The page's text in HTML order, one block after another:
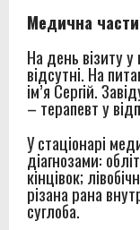
Медична
На день візиту у
відсутні. На
ім’я Сергій.
– терапевт у
У стаціонарі
діагнозами:
кінцівок;
різана рана
суглоба.